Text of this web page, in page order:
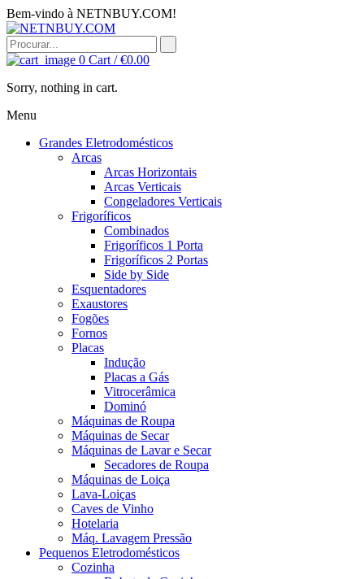
Bem-vindo à NETNBUY.COM!
0 Cart /€0.00
Sorry, nothing in cart.
Menu
Grandes Eletrodomésticos
Arcas
Arcas Horizontais
Arcas Verticais
Congeladores Verticais
Frigoríficos
Combinados
Frigoríficos 1 Porta
Frigoríficos 2 Portas
Side by Side
Esquentadores
Exaustores
Fogões
Fornos
Placas
Indução
Placas a Gás
Vitrocerâmica
Dominó
Máquinas de Roupa
Máquinas de Secar
Máquinas de Lavar e Secar
Secadores de Roupa
Máquinas de Loiça
Lava-Loiças
Caves de Vinho
Hotelaria
Máq. Lavagem Pressão
Pequenos Eletrodomésticos
Cozinha